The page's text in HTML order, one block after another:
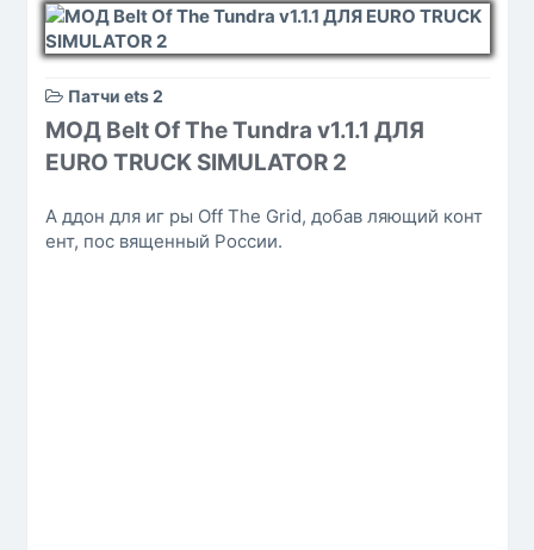
Патчи ets 2
МОД Belt Of The Tundra v1.1.1 ДЛЯ
EURO TRUCK SIMULATOR 2
А ддон для иг ры Off The Grid, добав ляющий конт
ент, пос вященный России.